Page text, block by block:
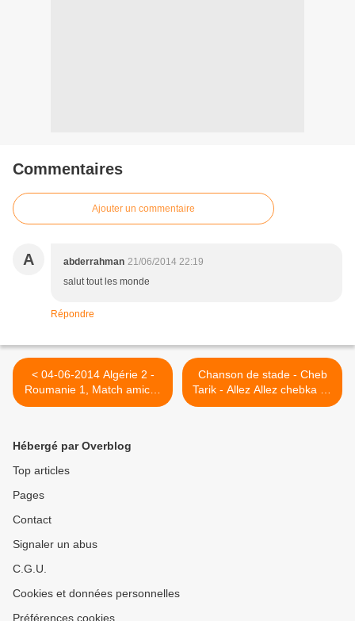
Commentaires
Ajouter un commentaire
A abderrahman 21/06/2014 22:19
salut tout les monde
Répondre
< 04-06-2014 Algérie 2 -
Roumanie 1, Match amical,
entier
Chanson de stade - Cheb
Tarik - Allez Allez chebka ya
l'Algérie >
Hébergé par Overblog
Top articles
Pages
Contact
Signaler un abus
C.G.U.
Cookies et données personnelles
Préférences cookies